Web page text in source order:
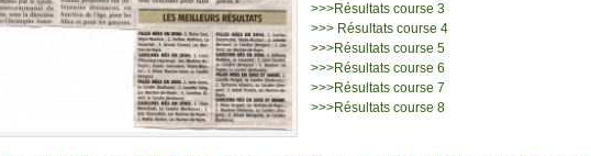
>>>Résultats course 3
>>> Résultats course 4
>>>Résultats course 5
>>>Résultats course 6
>>>Résultats course 7
>>>Résultats course 8